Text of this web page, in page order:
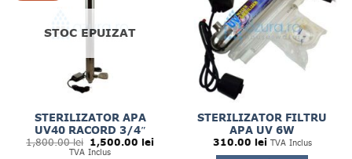
STOC EPUIZAT
STERILIZATOR APA
UV40 RACORD 3/4″
1,800.00lei Prețul
inițial
1,500.00 leiPrețul
TVA Inclus
STERILIZATOR FILTRU
APA UV 6W
310.00 lei TVA Inclus